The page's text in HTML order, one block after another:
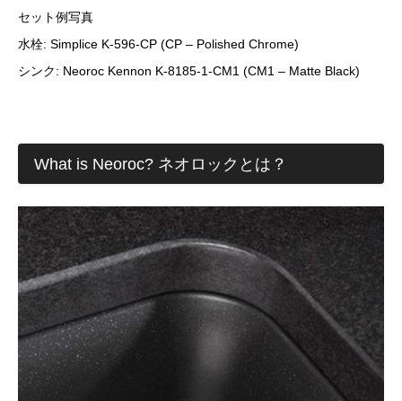
セット例写真
水栓: Simplice K-596-CP (CP – Polished Chrome)
シンク: Neoroc Kennon K-8185-1-CM1 (CM1 – Matte Black)
What is Neoroc? ネオロックとは？